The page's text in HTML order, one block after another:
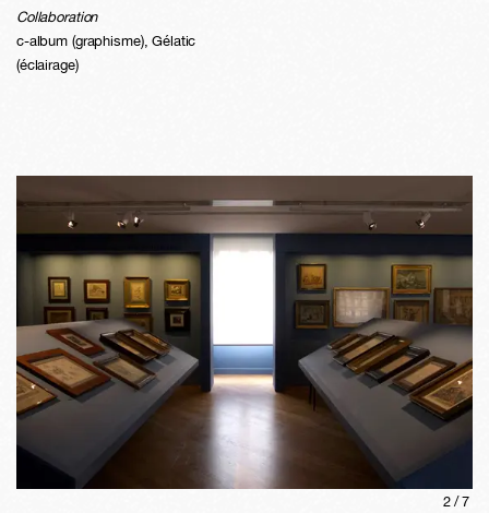
Collaboration
c-album (graphisme), Gélatic
(éclairage)
2 /7